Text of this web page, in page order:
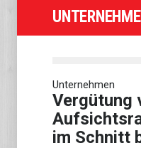
Unternehmen
Vergütung
im Schnitt